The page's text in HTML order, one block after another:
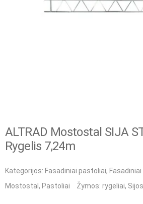
ALTRAD Mostostal SIJA
Rygelis 7,24m
Kategorijos: Fasadiniai pastoliai,
Mostostal , Pastoliai Žymos: rygeliai, Sijos